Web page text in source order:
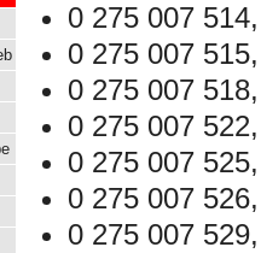
0 275 007 514,
0 275 007 515,
0 275 007 518,
0 275 007 522,
0 275 007 525,
0 275 007 526,
0 275 007 529,